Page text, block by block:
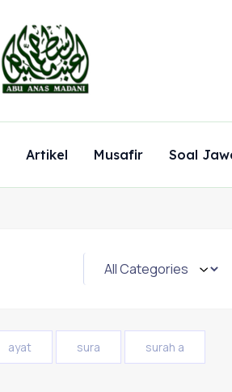
Artikel Musafir Soal
ayat sura surah a